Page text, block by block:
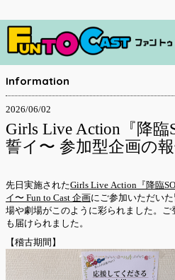
Information
2026/06/02
Girls Live Action『降
誓イ〜 参加型企画の
先日実施されたGirls Live Action『降臨
イ〜 Fun to Cast 企画にご参加いただい
場や劇場がこのように彩られました。
も届けられました。
【稽古期間】